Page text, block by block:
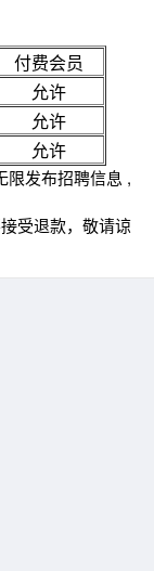
付费会员
允许
允许
允许
限发布招聘信息 ,
受退款，敬请谅